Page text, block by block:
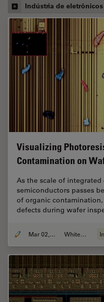
Indústria de
Visualizing
Contamination on
As the scale of integrated
semiconductors passes
of organic
defects during wafer
Mar 02, 2026 Whitepaper